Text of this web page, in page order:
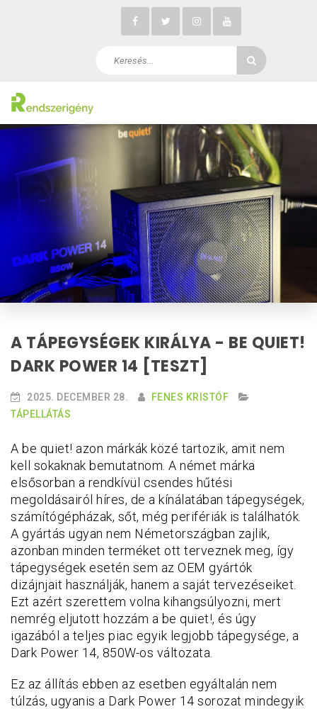
A TÁPEGYSÉGEK KIRÁLYA - BE QUIET!
DARK POWER 14 [TESZT]
2025. DECEMBER 28.
FENES KRISTÓF
TÁPELLÁTÁS
A be quiet! azon márkák közé tartozik, amit nem
kell sokaknak bemutatnom. A német márka
elsősorban a rendkívül csendes hűtési
megoldásairól híres, de a kínálatában tápegységek,
számítógépházak, sőt, még perifériák is találhatók.
A gyártás ugyan nem Németországban zajlik,
azonban minden terméket ott terveznek meg, így
tápegységek esetén sem az OEM gyártók
dizájnjait használják, hanem a saját tervezéseiket.
Ezt azért szerettem volna kihangsúlyozni, mert
nemrég eljutott hozzám a be quiet!, és úgy
igazából a teljes piac egyik legjobb tápegysége, a
Dark Power 14, 850W-os változata.
Ez az állítás ebben az esetben egyáltalán nem
túlzás, ugyanis a Dark Power 14 sorozat mindegyik